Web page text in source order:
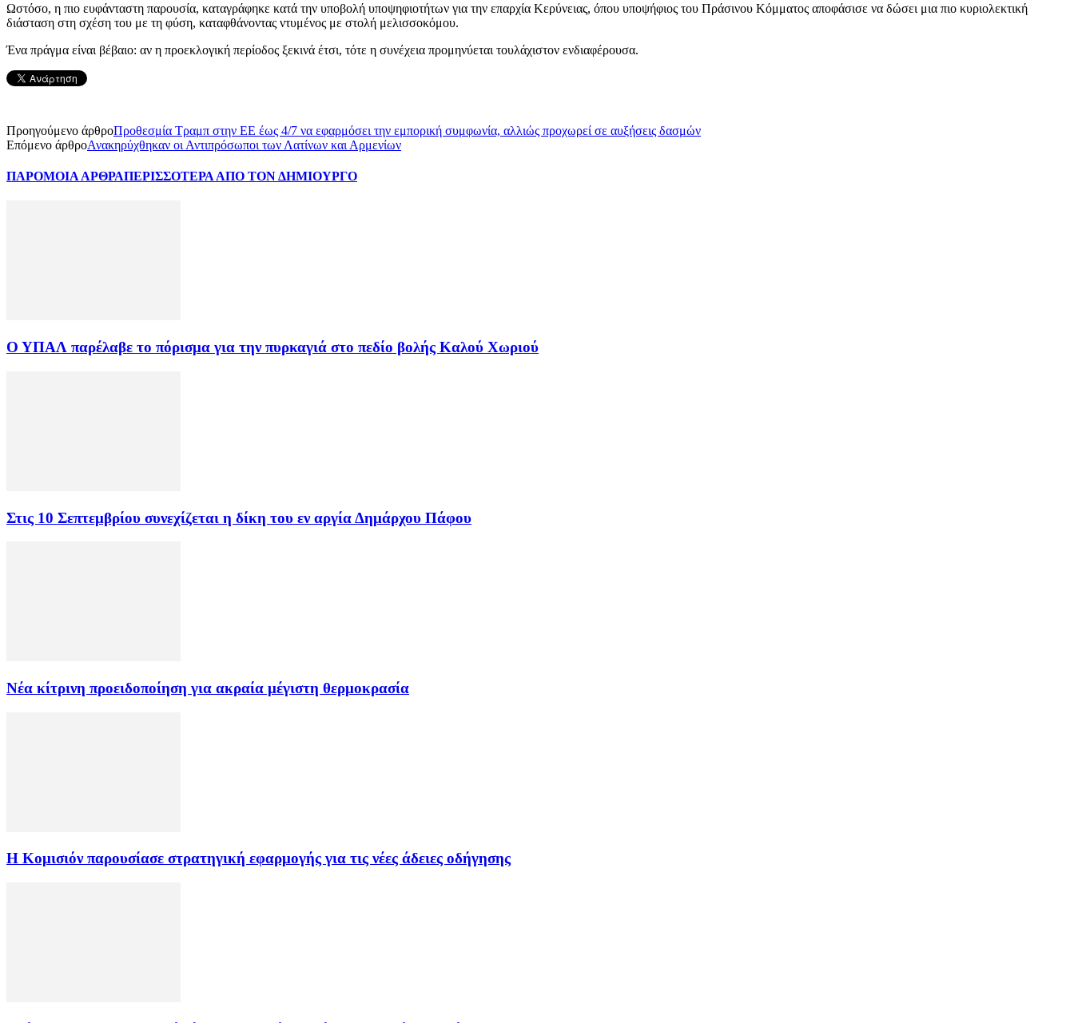
Ωστόσο, η πιο ευφάνταστη παρουσία, καταγράφηκε κατά την υποβολή υποψηφιοτήτων για την επαρχία Κερύνειας, όπου υποψήφιος του Πράσινου Κόμματος αποφάσισε να δώσει μια πιο κυριολεκτική
διάσταση στη σχέση του με τη φύση, καταφθάνοντας ντυμένος με στολή μελισσοκόμου.
Ένα πράγμα είναι βέβαιο: αν η προεκλογική περίοδος ξεκινά έτσι, τότε η συνέχεια προμηνύεται τουλάχιστον ενδιαφέρουσα.
Προηγούμενο άρθροΠροθεσμία Τραμπ στην ΕΕ έως 4/7 να εφαρμόσει την εμπορική συμφωνία, αλλιώς προχωρεί σε αυξήσεις δασμών
Επόμενο άρθροΑνακηρύχθηκαν οι Αντιπρόσωποι των Λατίνων και Αρμενίων
ΠΑΡΟΜΟΙΑ ΑΡΘΡΑΠΕΡΙΣΣΟΤΕΡΑ ΑΠΟ ΤΟΝ ΔΗΜΙΟΥΡΓΟ
Ο ΥΠΑΛ παρέλαβε το πόρισμα για την πυρκαγιά στο πεδίο βολής Καλού Χωριού
Στις 10 Σεπτεμβρίου συνεχίζεται η δίκη του εν αργία Δημάρχου Πάφου
Νέα κίτρινη προειδοποίηση για ακραία μέγιστη θερμοκρασία
Η Κομισιόν παρουσίασε στρατηγική εφαρμογής για τις νέες άδειες οδήγησης